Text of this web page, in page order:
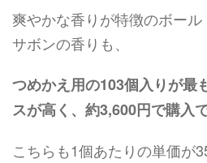
爽やかな香りが特徴のボー
サボンの香りも、
つめかえ用の103個入りが最
スが高く、約3,600円で購入
こちらも1個あたりの単価が